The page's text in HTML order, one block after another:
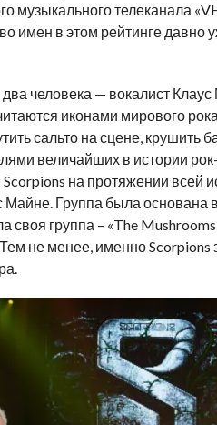
музыкального телеканала
имен в этом рейтинге
человека — вокалист
иконами мирового
сальто на сцене, крушить
величайших в истории
на протяжении всей
Майне. Группа была
своя группа – «The
не менее, именно